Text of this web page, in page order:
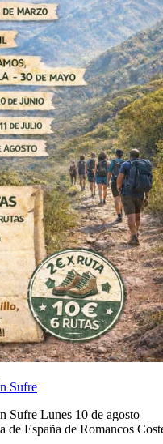
Sufre
Sufre Lunes 10 de agosto
de España de Romancos